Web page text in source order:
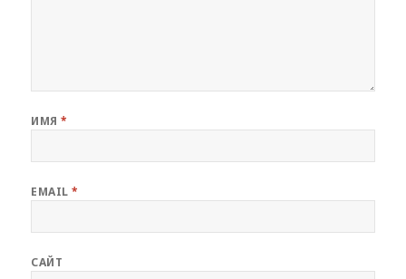
ИМЯ*
EMAIL*
САЙТ